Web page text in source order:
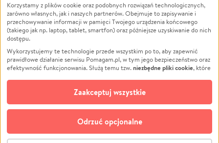
Zwierzęta
Pożar
Ukraina
Pomoc Finansowa
Projekty
Pogrzeb
Społeczność lokalna
Kultura
Powódź
Wichura
NGO
Edukacja
Podróż
Impreza
Ochrona środowiska
Biznes
Korzystamy z plików cookie oraz podobnych rozwiązań technologicznych,
zarówno własnych, jak i naszych partnerów. Obejmuje to zapisywanie i
przechowywanie informacji w pamięci Twojego urządzenia końcowego
(takiego jak np. laptop, tablet, smartfon) oraz późniejsze uzyskiwanie do nich
dostępu.
Wykorzystujemy te technologie przede wszystkim po to, aby zapewnić
prawidłowe działanie serwisu Pomagam.pl, w tym jego bezpieczeństwo oraz
efektywność funkcjonowania. Służą temu tzw.niezbędne pliki cookie, które
opcjonalnych plików cookie
technologii do celów analitycznych i retargetingowych. Możesz wyrazić
zgodę na ich stosowanie lub jej odmówić. W dowolnym momencie masz
możliwość zmiany swoich preferencji na stronie „Zarządzaj zgodami cookie”,
do której link znajdziesz w stopce serwisu Pomagam.pl. Opcjonalne pliki
cookie wykorzystywane są w następujących celach:
Odrzuć opcjonalne
Zaakceptuj wszystkie